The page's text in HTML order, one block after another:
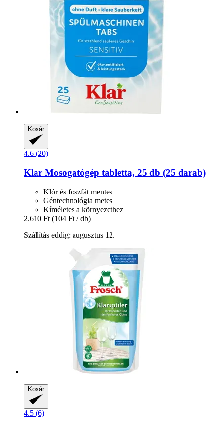
Kosár
4.6 (20)
Klar Mosogatógép tabletta, 25 db (25 darab)
Klór és foszfát mentes
Géntechnológia metes
Kíméletes a környezethez
2.610 Ft (104 Ft / db)
Szállítás eddig: augusztus 12.
Kosár
4.5 (6)